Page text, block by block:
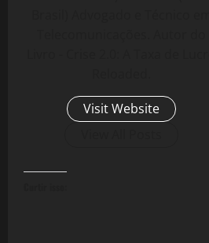
Visit Website